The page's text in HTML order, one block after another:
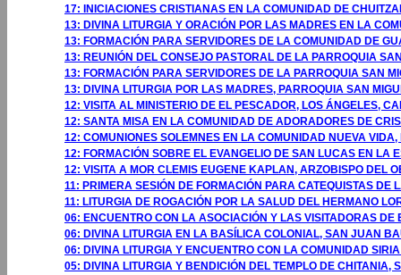
17: INICIACIONES CRISTIANAS EN LA COMUNIDAD DE
13: DIVINA LITURGIA Y ORACIÓN POR LAS MADRES EN LA
13: FORMACIÓN PARA SERVIDORES DE LA COMUNIDAD DE
13: REUNIÓN DEL CONSEJO PASTORAL DE LA PARROQUIA
13: FORMACIÓN PARA SERVIDORES DE LA PARROQUIA SAN
13: DIVINA LITURGIA POR LAS MADRES, PARROQUIA SAN
12: VISITA AL MINISTERIO DE EL PESCADOR, LOS ÁNGELES,
12: SANTA MISA EN LA COMUNIDAD DE ADORADORES DE
12: COMUNIONES SOLEMNES EN LA COMUNIDAD NUEVA
12: FORMACIÓN SOBRE EL EVANGELIO DE SAN LUCAS EN LA
12: VISITA A MOR CLEMIS EUGENE KAPLAN, ARZOBISPO DEL
11: PRIMERA SESIÓN DE FORMACIÓN PARA CATEQUISTAS DE
11: LITURGIA DE ROGACIÓN POR LA SALUD DEL HERMANO
06: ENCUENTRO CON LA ASOCIACIÓN Y LAS VISITADORAS
06: DIVINA LITURGIA EN LA BASÍLICA COLONIAL, SAN JUAN
06: DIVINA LITURGIA Y ENCUENTRO CON LA COMUNIDAD
05: DIVINA LITURGIA Y BENDICIÓN DEL TEMPLO DE CHITANIA,